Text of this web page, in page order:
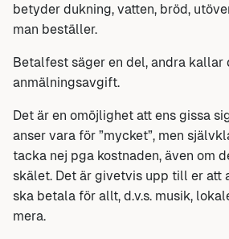
betyder dukning, vatten, bröd,
man beställer.
Betalfest säger en del, andra kallar
anmälningsavgift.
Det är en omöjlighet att ens gissa
anser vara för ”mycket”, men
tacka nej pga kostnaden, även om
skälet. Det är givetvis upp till er att
ska betala för allt, d.v.s. musik,
mera.